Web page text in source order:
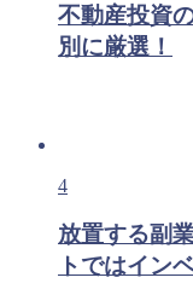
不動産投資
別に厳選！
4
放置する副
トではイン